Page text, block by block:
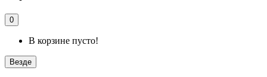
0
В корзине пусто!
Везде